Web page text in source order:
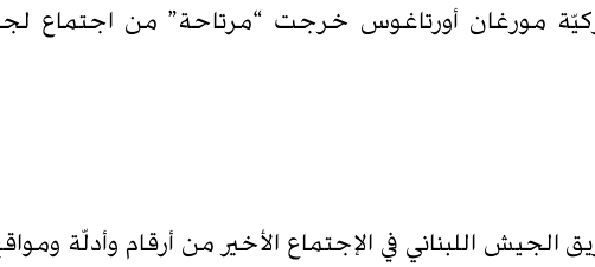
مورغان أورتاغوس خرجت “مرتاحة” من اجتماع
اللبناني في الإجتماع الأخير من أرقام وأدلّة